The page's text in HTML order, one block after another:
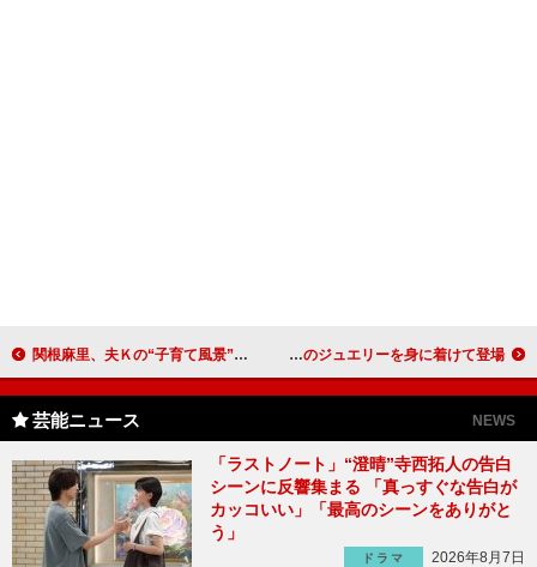
関根麻里、夫Ｋの“子育て風景”を明かす 「寝かしつけの子守唄が娘と合唱に」 桐谷美玲、自身の声に「ちょっと不思議な気持ち」 総額４億５千万相当のジュエリーを身に着けて登場
芸能ニュース NEWS
「ラストノート」“澄晴”寺西拓人の告白
シーンに反響集まる 「真っすぐな告白が
カッコいい」「最高のシーンをありがと
う」
ドラマ 2026年8月7日